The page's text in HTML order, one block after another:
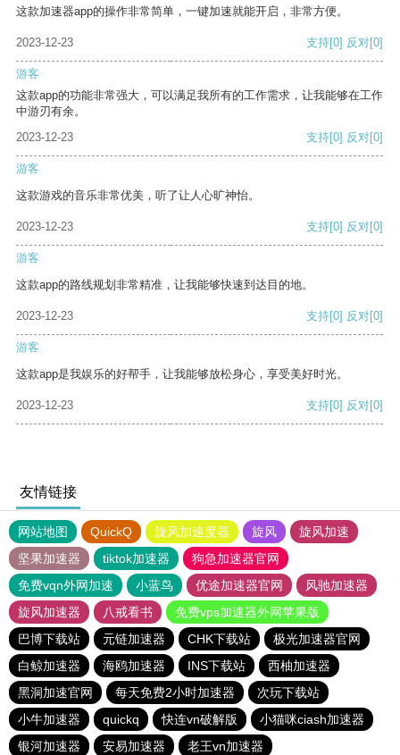
这款加速器app的操作非常简单，一键加速就能开启，非常方便。
2023-12-23 支持[0] 反对[0]
游客
这款app的功能非常强大，可以满足我所有的工作需求，让我能够在工作
中游刃有余。
2023-12-23
支持[0] 反对[0]
游客
这款游戏的音乐非常优美，听了让人心旷神怡。
2023-12-23 支持[0] 反对[0]
游客
这款app的路线规划非常精准，让我能够快速到达目的地。
2023-12-23 支持[0] 反对[0]
游客
这款app是我娱乐的好帮手，让我能够放松身心，享受美好时光。
2023-12-23 支持[0] 反对[0]
友情链接
网站地图 QuickQ 旋风加速度器 旋风
旋风加速
坚果加速器
tiktok加速器
狗急加速器官网
免费vqn外网加速
小蓝鸟 优途加速器官网
风驰加速器
旋风加速器
八戒看书
免费vps加速器外网苹果版
巴博下载站
元链加速器 CHK下载站
极光加速器官网
白鲸加速器
海鸥加速器 INS下载站
西柚加速器
黑洞加速官网
每天免费2小时加速器
次玩下载站
小牛加速器
quickq 快连vn破解版
小猫咪ciash加速器
银河加速器
安易加速器 老王vn加速器